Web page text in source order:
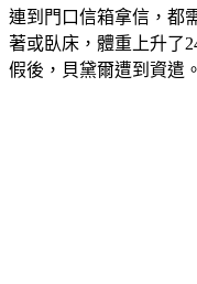
連到門口信箱拿信，都
著或臥床，體重上升了
假後，貝黛爾遭到資遣。